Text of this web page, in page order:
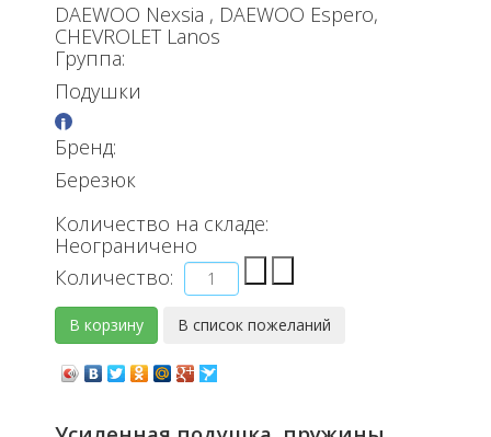
DAEWOO Nexsia , DAEWOO Espero,
CHEVROLET Lanos
Группа:
Подушки
Бренд:
Березюк
Количество на складе:
Неограничено
Количество: